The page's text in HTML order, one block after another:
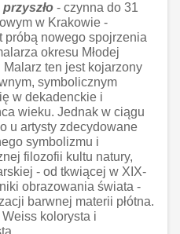
- czynna do 31
w Krakowie -
próbą nowego spojrzenia
okresu Młodej
ten jest kojarzony
symbolicznym
w dekadenckie i
wieku. Jednak w ciągu
u artysty zdecydowane
symbolizmu i
filozofii kultu natury,
- od tkwiącej w XIX-
obrazowania świata -
barwnej materii płótna.
kolorysta i